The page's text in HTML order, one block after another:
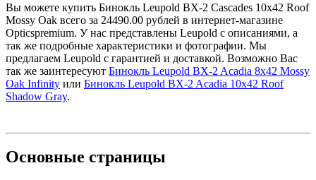
Вы можете купить Бинокль Leupold BX-2 Cascades 10x42 Roof
Mossy Oak всего за 24490.00 рублей в интернет-магазине
Opticspremium. У нас представлены Leupold с описаниями, а
так же подробные характеристики и фотографии. Мы
предлагаем Leupold с гарантией и доставкой. Возможно Вас
так же заинтересуют Бинокль Leupold BX-2 Acadia 8х42 Mossy
Oak Infinity или Бинокль Leupold BX-2 Acadia 10x42 Roof
Shadow Gray.
Основные страницы